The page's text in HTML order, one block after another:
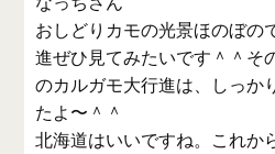
おしどりカモの光景ほのぼの
進ぜひ見てみたいです＾＾そ
のカルガモ大行進は、しっか
たよ〜＾＾
北海道はいいですね。これか